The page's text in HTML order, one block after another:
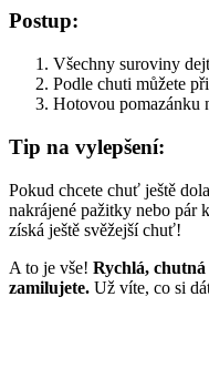
Postup:
Všechny suroviny
Podle chuti můžete
Hotovou pomazánku
Tip na vylepšení:
Pokud chcete chuť ještě
nakrájené pažitky nebo pár
získá ještě svěžejší chuť!
A to je vše! Rychlá,
zamilujete. Už víte, co si